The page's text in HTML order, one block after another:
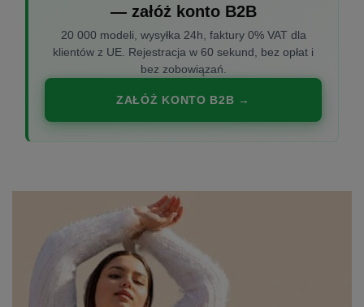
— załóż konto B2B
20 000 modeli, wysyłka 24h, faktury 0% VAT dla
klientów z UE. Rejestracja w 60 sekund, bez opłat i
bez zobowiązań.
ZAŁÓŻ KONTO B2B →